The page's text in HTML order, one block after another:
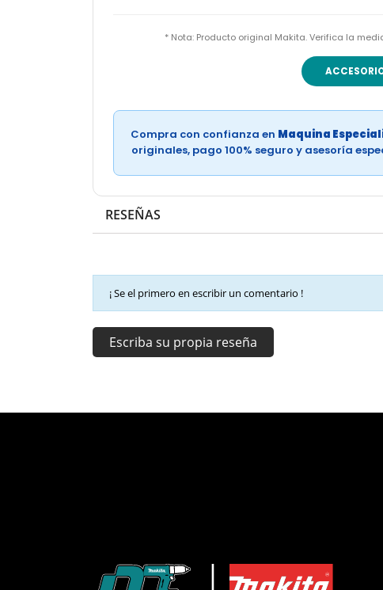
* Nota: Producto original Makita. Verifica la
Compra con confianza en Maquina
originales, pago 100% seguro y asesoría
RESEÑAS
¡ Se el primero en escribir un comentario !
Escriba su propia reseña